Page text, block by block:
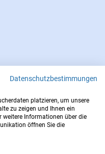
SICH AN : 112
Datenschutzbestimmungen
platzieren, um unsere
zu zeigen und Ihnen ein
weitere Informationen über die
öffnen Sie die